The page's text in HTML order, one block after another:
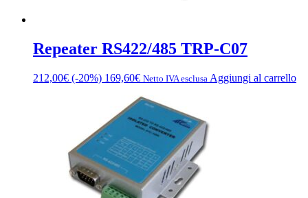
Repeater RS422/485 TRP-C07
212,00€ (-20%) 169,60€ Netto IVA esclusa Aggiungi al carrello